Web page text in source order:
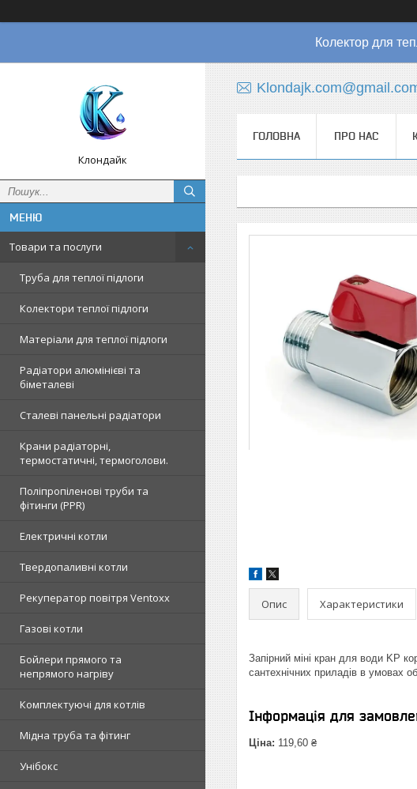
Колектор для
Клондайк
Товари та послуги
Труба для теплої підлоги
Колектори теплої підлоги
Матеріали для теплої підлоги
Радіатори алюмінієві та
біметалеві
Сталеві панельні радіатори
Крани радіаторні,
термостатичні, термоголови.
Поліпропіленові труби та
фітинги (PPR)
Електричні котли
Твердопаливні котли
Рекуператор повітря Ventoxx
Газові котли
Бойлери прямого та
непрямого нагріву
Комплектуючі для котлів
Мідна труба та фітинг
Унібокс
ГОЛОВНА ПРО НАС
Опис Характеристики
Запірний міні кран для води KP
сантехнічних приладів в умовах
Інформація для
Ціна: 119,60 ₴